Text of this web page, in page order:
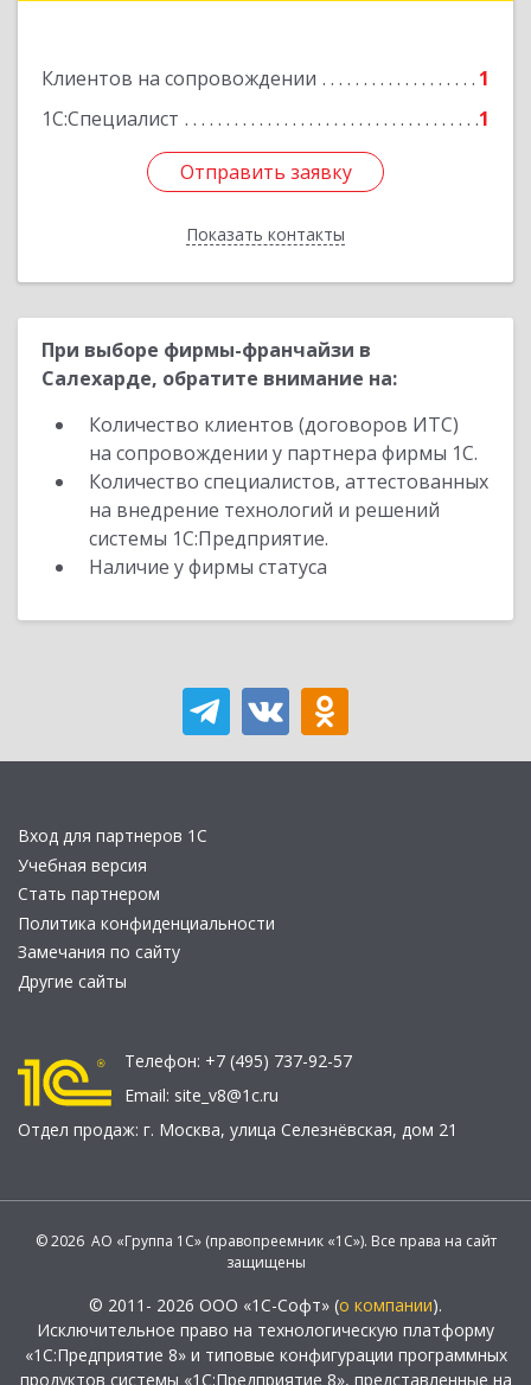
Клиентов на сопровождении
1
1С:Специалист
1
Отправить заявку
Показать контакты
Отправить заявку
Назад
При выборе фирмы-франчайзи в
Салехарде, обратите внимание на:
Количество клиентов (договоров ИТС)
на сопровождении у партнера фирмы 1С.
Количество специалистов, аттестованных
на внедрение технологий и решений
системы 1С:Предприятие.
Наличие у фирмы статуса
Вход для партнеров 1С
Учебная версия
Стать партнером
Политика конфиденциальности
Замечания по сайту
Другие сайты
Телефон: +7 (495) 737-92-57
Email: site_v8@1c.ru
Отдел продаж: г. Москва, улица Селезнёвская, дом 21
© 2026 АО «Группа 1С» (правопреемник «1С»). Все права на сайт
защищены
© 2011- 2026 ООО «1С-Софт» (о компании).
Исключительное право на технологическую платформу
«1С:Предприятие 8» и типовые конфигурации программных
продуктов системы «1С:Предприятие 8», представленные на